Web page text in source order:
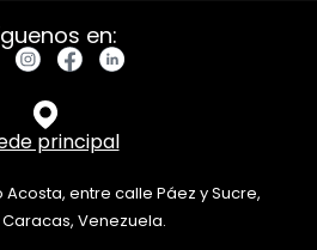
en:
principal
Acosta, entre calle Páez y Sucre,
Venezuela.